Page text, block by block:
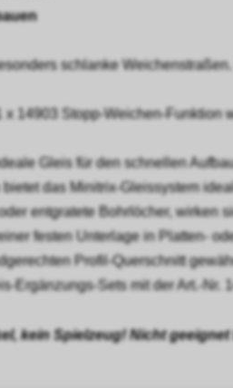
schlanke
x 14903 Stopp-Weichen-Funktion
Gleis für den schnellen
das Minitrix-Gleissystem
entgratete Bohrlöcher, wirken
festen Unterlage in Platten-
Profil-Querschnitt
Ergänzungs-Sets mit der Art.-
kein Spielzeug! Nicht